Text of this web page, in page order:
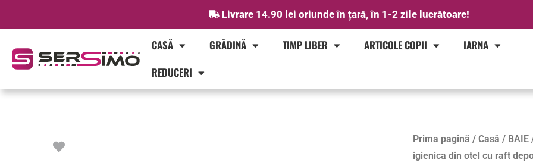
Livrare 14.90 lei oriunde în țară, în 1-2 zile lucrătoare!
CASĂ GRĂDINĂ TIMP LIBER ARTICOLE COPII
IARNA
REDUCERI
Prima pagină /Casă / BAIE
igienica din otel cu raft